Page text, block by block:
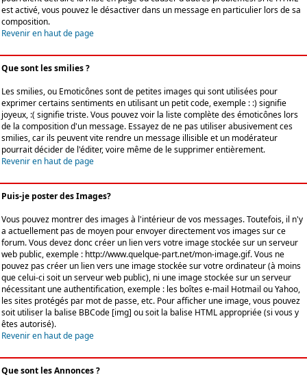
est activé, vous pouvez le désactiver dans un message en particulier lors de sa
composition.
Revenir en haut de page
Que sont les smilies ?
Les smilies, ou Emoticônes sont de petites images qui sont utilisées pour
exprimer certains sentiments en utilisant un petit code, exemple : :) signifie
joyeux, :( signifie triste. Vous pouvez voir la liste complète des émoticônes lors
de la composition d'un message. Essayez de ne pas utiliser abusivement ces
smilies, car ils peuvent vite rendre un message illisible et un modérateur
pourrait décider de l'éditer, voire même de le supprimer entièrement.
Revenir en haut de page
Puis-je poster des Images?
Vous pouvez montrer des images à l'intérieur de vos messages. Toutefois, il n'y
a actuellement pas de moyen pour envoyer directement vos images sur ce
forum. Vous devez donc créer un lien vers votre image stockée sur un serveur
web public, exemple : http://www.quelque-part.net/mon-image.gif. Vous ne
pouvez pas créer un lien vers une image stockée sur votre ordinateur (à moins
que celui-ci soit un serveur web public), ni une image stockée sur un serveur
nécessitant une authentification, exemple : les boîtes e-mail Hotmail ou Yahoo,
les sites protégés par mot de passe, etc. Pour afficher une image, vous pouvez
soit utiliser la balise BBCode [img] ou soit la balise HTML appropriée (si vous y
êtes autorisé).
Revenir en haut de page
Que sont les Annonces ?